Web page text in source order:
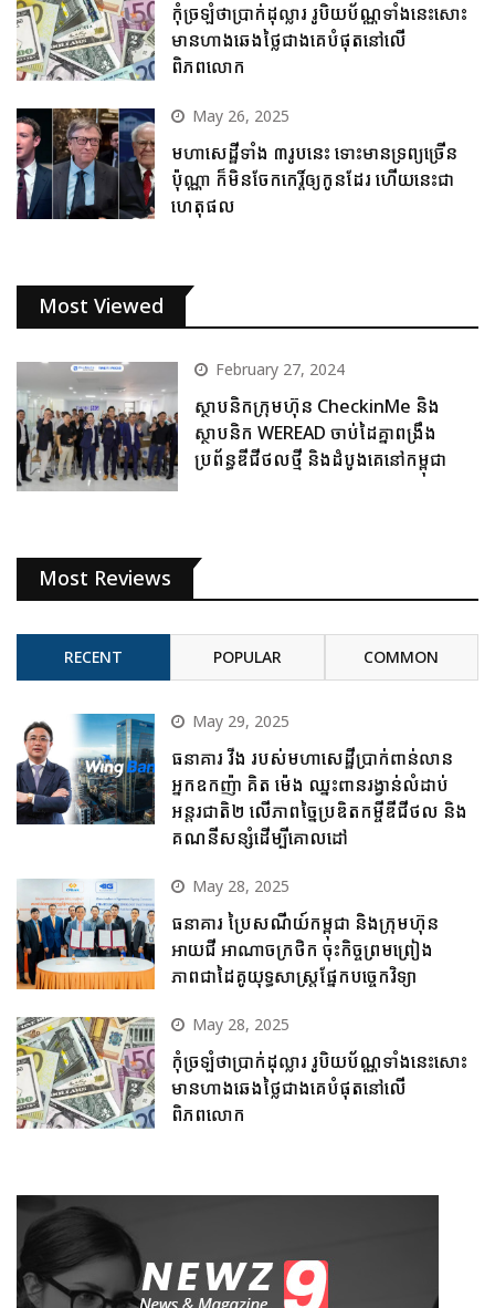
កុំច្រឡំថាប្រាក់ដុល្លារ រូបិយប័ណ្ណទាំងនេះសោះ
មានហាងឆេងថ្លៃជាងគេបំផុតនៅលើ
ពិភពលោក
May 26, 2025
មហាសេដ្ឋីទាំង ៣រូបនេះ ទោះមានទ្រព្យច្រើន
ប៉ុណ្ណា ក៏មិនចែកកេរ្តិ៍ឲ្យកូនដែរ ហើយនេះជា
ហេតុផល
Most Viewed
February 27, 2024
ស្ថាបនិកក្រុមហ៊ុន CheckinMe និង
ស្ថាបនិក WEREAD ចាប់ដៃគ្នាពង្រឹង
ប្រព័ន្ធឌីជីថលថ្មី និងដំបូងគេនៅកម្ពុជា
Most Reviews
RECENT POPULAR COMMON
May 29, 2025
ធនាគារ វីង របស់មហាសេដ្ឋីប្រាក់ពាន់លាន
អ្នកឧកញ៉ា គិត ម៉េង ឈ្នះពានរង្វាន់លំដាប់
អន្តរជាតិ២ លើភាពច្នៃប្រឌិតកម្ចីឌីជីថល និង
គណនីសន្សំដើម្បីគោលដៅ
May 28, 2025
ធនាគារ ប្រៃសណីយ៍កម្ពុជា និងក្រុមហ៊ុន
អាយជី អាណាចក្រថិក ចុះកិច្ចព្រមព្រៀង
ភាពជាដៃគូយុទ្ធសាស្ត្រផ្នែកបច្ចេកវិទ្យា
May 28, 2025
កុំច្រឡំថាប្រាក់ដុល្លារ រូបិយប័ណ្ណទាំងនេះសោះ
មានហាងឆេងថ្លៃជាងគេបំផុតនៅលើ
ពិភពលោក